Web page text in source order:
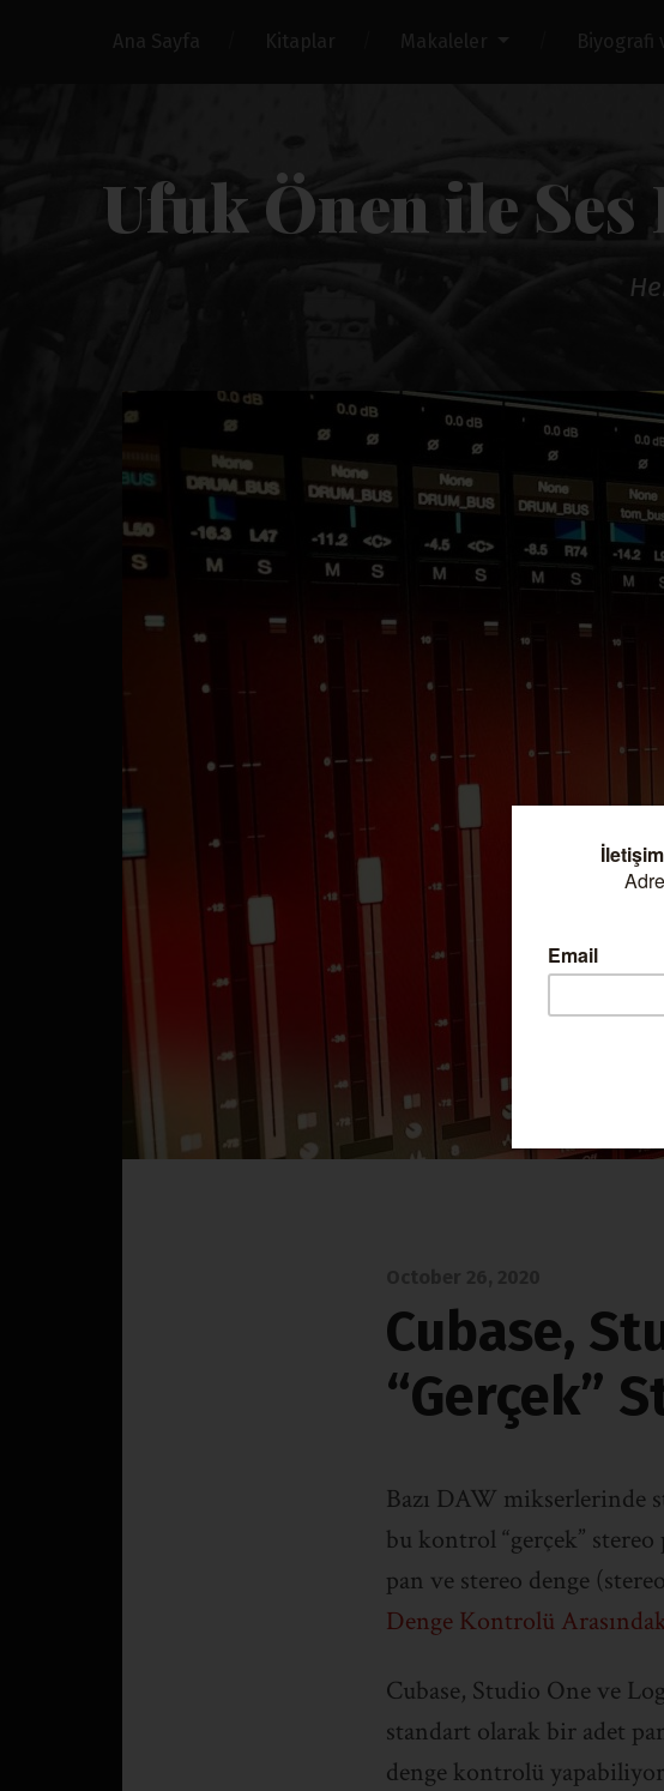
Ana Sayfa Kitaplar Makaleler Biyografi
Ufuk Önen ile
Cubase,
“Gerçek”
Bazı DAW mikserlerinde
bu kontrol “gerçek”
pan ve stereo denge
Denge Kontrolü
Cubase, Studio One ve
standart olarak bir adet
denge kontrolü